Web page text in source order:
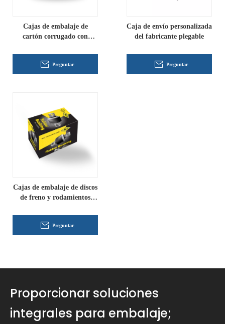
Cajas de embalaje de
cartón corrugado con
personalizada
Preguntar
Caja de envío personalizada
del fabricante plegable
Preguntar
Cajas de embalaje de discos
de freno y rodamientos
Preguntar
Proporcionar soluciones
integrales para embalaje;